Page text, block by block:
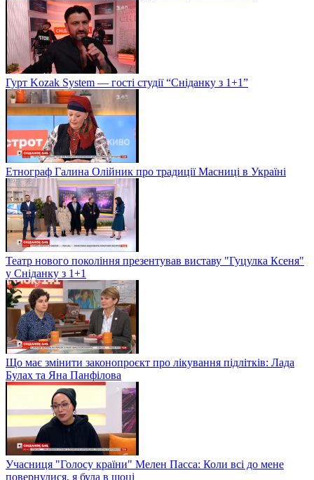
Гурт Kozak System — гості студії “Сніданку з 1+1”
Етнограф Галина Олійник про традиції Масниці в Україні
Театр нового покоління презентував виставу "Гуцулка Ксеня"
у Сніданку з 1+1
Що має змінити законопроєкт про лікування підлітків: Лада
Булах та Яна Панфілова
Учасниця "Голосу країни" Мелен Пасса: Коли всі до мене
повернулися, я була в шоці